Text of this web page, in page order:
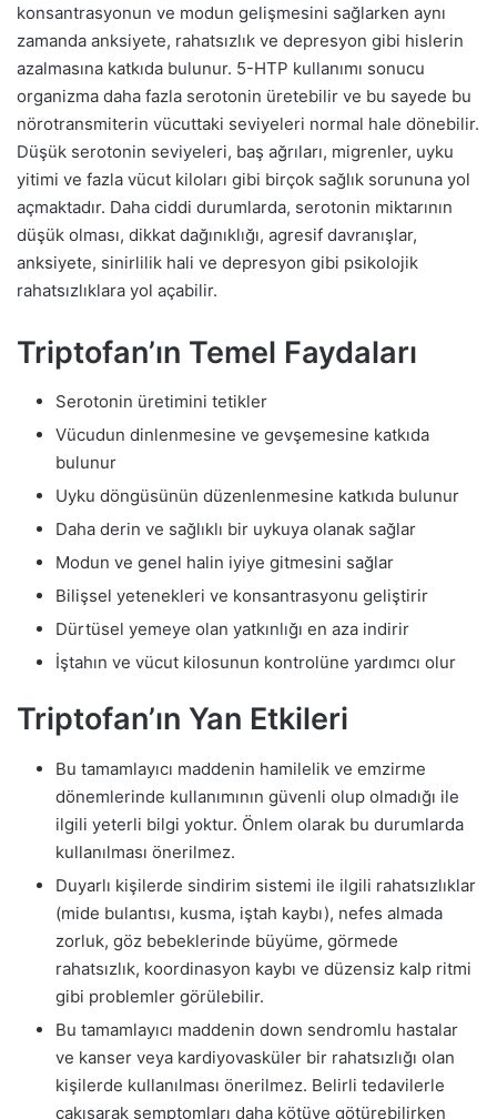
konsantrasyonun ve modun gelişmesini sağlarken aynı
zamanda anksiyete, rahatsızlık ve depresyon gibi hislerin
azalmasına katkıda bulunur. 5-HTP kullanımı sonucu
organizma daha fazla serotonin üretebilir ve bu sayede bu
nörotransmiterin vücuttaki seviyeleri normal hale dönebilir.
Düşük serotonin seviyeleri, baş ağrıları, migrenler, uyku
yitimi ve fazla vücut kiloları gibi birçok sağlık sorununa yol
açmaktadır. Daha ciddi durumlarda, serotonin miktarının
düşük olması, dikkat dağınıklığı, agresif davranışlar,
anksiyete, sinirlilik hali ve depresyon gibi psikolojik
rahatsızlıklara yol açabilir.
Triptofan’ın Temel Faydaları
Serotonin üretimini tetikler
Vücudun dinlenmesine ve gevşemesine katkıda
bulunur
Uyku döngüsünün düzenlenmesine katkıda bulunur
Daha derin ve sağlıklı bir uykuya olanak sağlar
Modun ve genel halin iyiye gitmesini sağlar
Bilişsel yetenekleri ve konsantrasyonu geliştirir
Dürtüsel yemeye olan yatkınlığı en aza indirir
İştahın ve vücut kilosunun kontrolüne yardımcı olur
Triptofan’ın Yan Etkileri
Bu tamamlayıcı maddenin hamilelik ve emzirme
dönemlerinde kullanımının güvenli olup olmadığı ile
ilgili yeterli bilgi yoktur. Önlem olarak bu durumlarda
kullanılması önerilmez.
Duyarlı kişilerde sindirim sistemi ile ilgili rahatsızlıklar
(mide bulantısı, kusma, iştah kaybı), nefes almada
zorluk, göz bebeklerinde büyüme, görmede
rahatsızlık, koordinasyon kaybı ve düzensiz kalp ritmi
gibi problemler görülebilir.
Bu tamamlayıcı maddenin down sendromlu hastalar
ve kanser veya kardiyovasküler bir rahatsızlığı olan
kişilerde kullanılması önerilmez. Belirli tedavilerle
çakışarak semptomları daha kötüye götürebilirken